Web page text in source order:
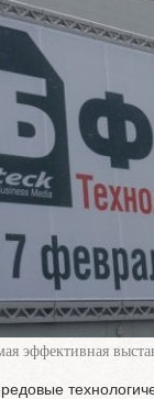
эффективная